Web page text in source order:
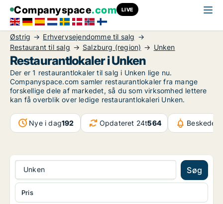
Companyspace.com LIVE
Østrig
Erhvervsejendomme til salg
Restaurant til salg
Salzburg (region) Unken
Restaurantlokaler i Unken
Der er 1 restaurantlokaler til salg i Unken lige nu.
Companyspace.com samler restaurantlokaler fra mange
forskellige dele af markedet, så du som virksomhed lettere
kan få overblik over ledige restaurantlokaleri Unken.
Nye i dag192 Opdateret 24t564 Beskeder
Unken Søg
Pris